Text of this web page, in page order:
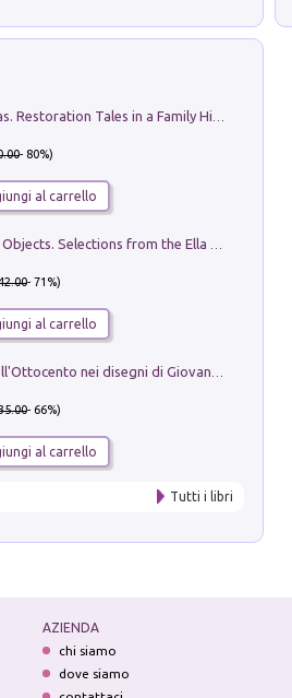
- 80%)
al carrello
- 71%)
al carrello
- 66%)
al carrello
Tutti i libri
AZIENDA
chi siamo
dove siamo